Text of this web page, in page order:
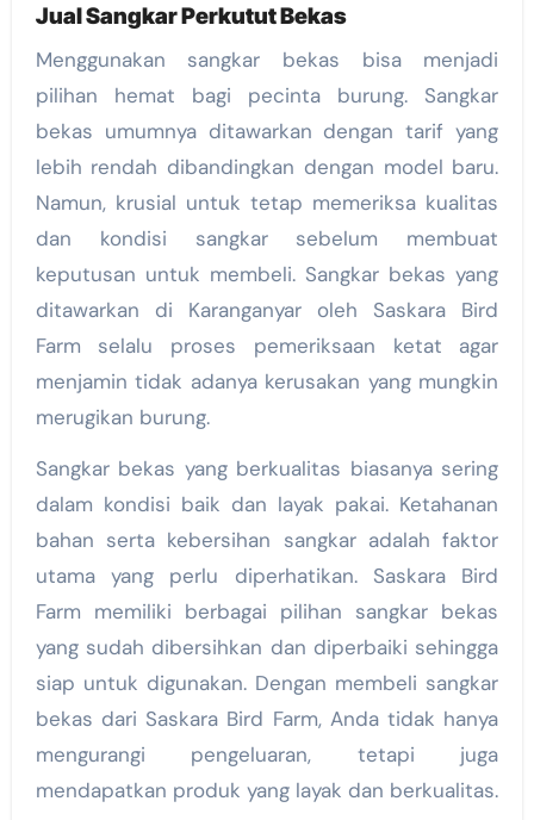
Jual Sangkar Perkutut Bekas
Menggunakan sangkar bekas bisa menjadi
pilihan hemat bagi pecinta burung. Sangkar
bekas umumnya ditawarkan dengan tarif yang
lebih rendah dibandingkan dengan model baru.
Namun, krusial untuk tetap memeriksa kualitas
dan kondisi sangkar sebelum membuat
keputusan untuk membeli. Sangkar bekas yang
ditawarkan di Karanganyar oleh Saskara Bird
Farm selalu proses pemeriksaan ketat agar
menjamin tidak adanya kerusakan yang mungkin
merugikan burung.
Sangkar bekas yang berkualitas biasanya sering
dalam kondisi baik dan layak pakai. Ketahanan
bahan serta kebersihan sangkar adalah faktor
utama yang perlu diperhatikan. Saskara Bird
Farm memiliki berbagai pilihan sangkar bekas
yang sudah dibersihkan dan diperbaiki sehingga
siap untuk digunakan. Dengan membeli sangkar
bekas dari Saskara Bird Farm, Anda tidak hanya
mengurangi pengeluaran, tetapi juga
mendapatkan produk yang layak dan berkualitas.